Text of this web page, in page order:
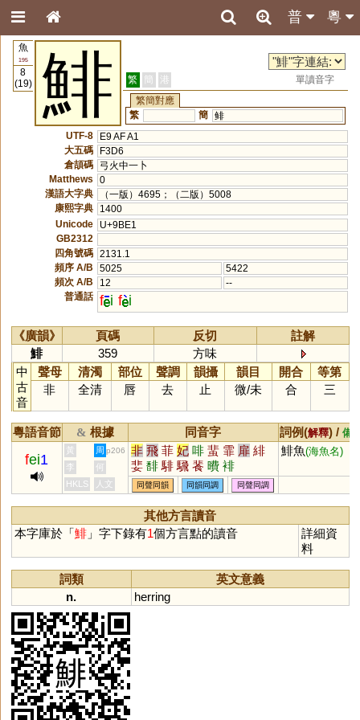
粵
普
魚
195
8
(19)
鯡 繁 簡 港
單讀音字
繁簡對應
繁
簡 鲱
UTF-8
E9 AF A1
大五碼
F3D6
倉頡碼
弓火中一卜
Matthews
0
漢語大字典
（一版）4695；（二版）5008
康熙字典
1400
Unicode
U+9BE1
GB2312
四角號碼 2131.1
頻序 A/B
5025
5422
頻次 A/B
12
--
普通話 f i f i
《廣韻》 頁碼 反切
註解
鯡
359
方味
中
古
音
聲母 清濁 部位 聲調 韻攝 韻目 開合
等第
非
全清 唇 去 止 微/未 合 三
粵語音節 & 根據 同音字 詞例(解釋) / 備
fei1
黃 周 p206 非 飛 菲 妃 啡 蜚 霏 扉 緋
婓 馡 騑 騛 餥 曊 裶
鯡魚(海魚名)
李
何
HKLS
人文 同聲同韻 同韻同調 同聲同調
其他方言讀音
本字庫於「鯡」字下錄有1個方言點的讀音
詳細資
料
詞類
英文意義
n.
herring